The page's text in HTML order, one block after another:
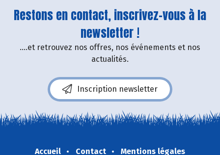
Restons en contact, inscrivez-vous à la
newsletter !
....et retrouvez nos offres, nos événements et nos
actualités.
Inscription newsletter
Accueil Contact
Mentions légales